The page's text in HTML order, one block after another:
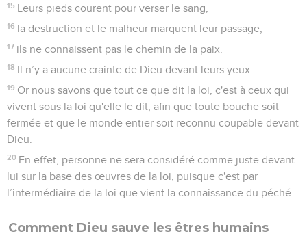
15 Leurs pieds courent pour verser le sang,
16 la destruction et le malheur marquent leur passage,
17 ils ne connaissent pas le chemin de la paix.
18 Il n’y a aucune crainte de Dieu devant leurs yeux.
19 Or nous savons que tout ce que dit la loi, c'est à ceux qui
vivent sous la loi qu'elle le dit, afin que toute bouche soit
fermée et que le monde entier soit reconnu coupable devant
Dieu.
20 En effet, personne ne sera considéré comme juste devant
lui sur la base des œuvres de la loi, puisque c'est par
l’intermédiaire de la loi que vient la connaissance du péché.
Comment Dieu sauve les êtres humains